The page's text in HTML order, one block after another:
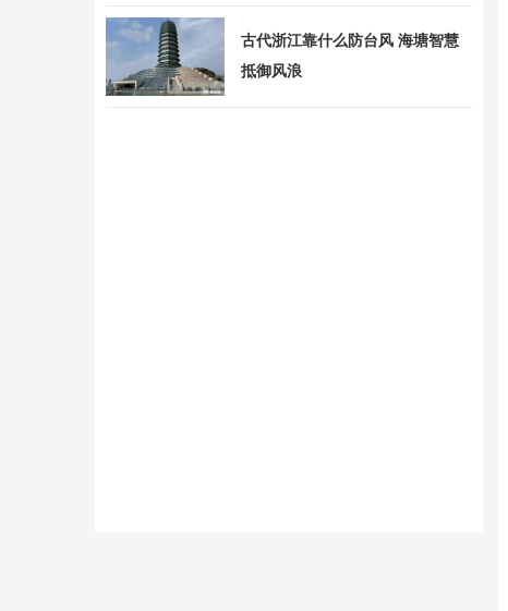
古代浙江靠什么防台风 海塘智慧
抵御风浪